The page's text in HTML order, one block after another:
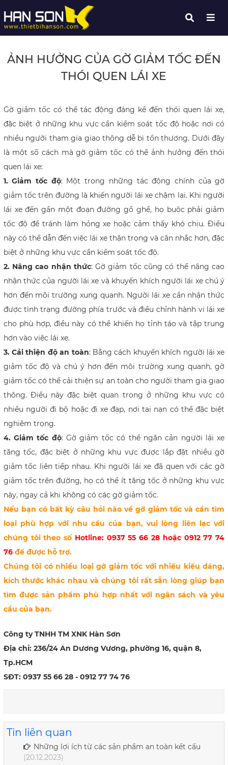
ẢNH HƯỞNG CỦA GỜ GIẢM TỐC ĐẾN
THÓI QUEN LÁI XE
Gờ giảm tốc có thể tác động đáng kể đến thói quen lái xe,
đặc biệt ở những khu vực cần kiểm soát tốc độ hoặc nơi có
nhiều người tham gia giao thông dễ bị tổn thương. Dưới đây
là một số cách mà gờ giảm tốc có thể ảnh hưởng đến thói
quen lái xe:
1. Giảm tốc độ: Một trong những tác động chính của gờ
giảm tốc trên đường là khiến người lái xe chậm lại. Khi người
lái xe đến gần một đoạn đường gồ ghề, họ buộc phải giảm
tốc độ để tránh làm hỏng xe hoặc cảm thấy khó chịu. Điều
này có thể dẫn đến việc lái xe thận trọng và cân nhắc hơn, đặc
biệt ở những khu vực cần kiểm soát tốc độ.
2. Nâng cao nhận thức: Gờ giảm tốc cũng có thể nâng cao
nhận thức của người lái xe và khuyến khích người lái xe chú ý
hơn đến môi trường xung quanh. Người lái xe cần nhận thức
được tình trạng đường phía trước và điều chỉnh hành vi lái xe
cho phù hợp, điều này có thể khiến họ tỉnh táo và tập trung
hơn vào việc lái xe.
3. Cải thiện độ an toàn: Bằng cách khuyến khích người lái xe
giảm tốc độ và chú ý hơn đến môi trường xung quanh, gờ
giảm tốc có thể cải thiện sự an toàn cho người tham gia giao
thông. Điều này đặc biệt quan trọng ở những khu vực có
nhiều người đi bộ hoặc đi xe đạp, nơi tai nạn có thể đặc biệt
nghiêm trọng.
4. Giảm tốc độ: Gờ giảm tốc có thể ngăn cản người lái xe
tăng tốc, đặc biệt ở những khu vực được lắp đặt nhiều gờ
giảm tốc liên tiếp nhau. Khi người lái xe đã quen với các gờ
giảm tốc trên đường, họ có thể ít tăng tốc ở những khu vực
này, ngay cả khi không có các gờ giảm tốc.
Nếu bạn có bất kỳ câu hỏi nào về gờ giảm tốc và cần tìm
loại phù hợp với nhu cầu của bạn, vui lòng liên lạc với
chúng tôi theo số Hotline: 0937 55 66 28 hoặc 0912 77 74
76 để được hỗ trợ.
Chúng tôi có nhiều loại gờ giảm tốc với nhiều kiểu dáng,
kích thước khác nhau và chúng tôi rất sẵn lòng giúp bạn
tìm được sản phẩm phù hợp nhất với ngân sách và yêu
cầu của bạn.
Công ty TNHH TM XNK Hàn Sơn
Địa chỉ: 236/24 An Dương Vương, phường 16, quận 8,
Tp.HCM
SĐT: 0937 55 66 28 - 0912 77 74 76
Tin liên quan
Những lợi ích từ các sản phẩm an toàn kết cấu
(20.12.2023)